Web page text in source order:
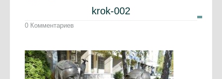
krok-002
0 Комментариев